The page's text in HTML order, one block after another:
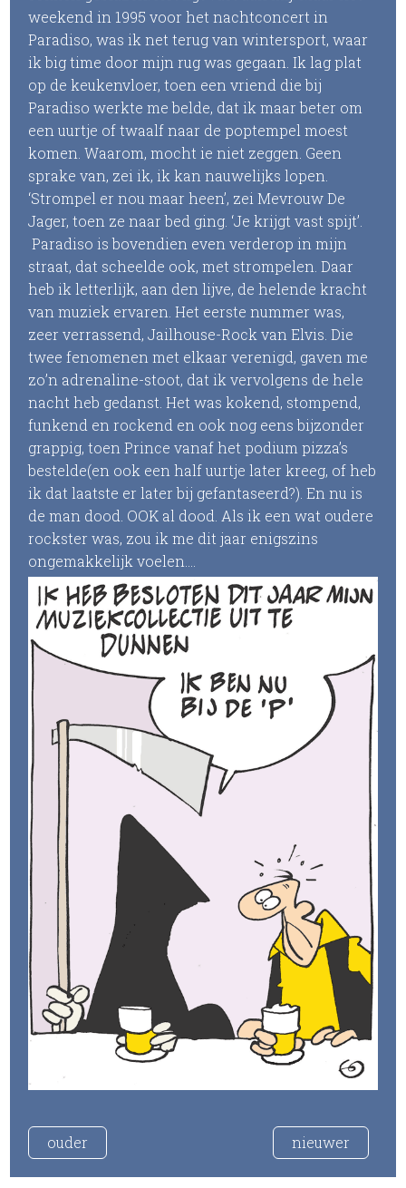
weekend in 1995 voor het nachtconcert in
Paradiso, was ik net terug van wintersport, waar
ik big time door mijn rug was gegaan. Ik lag plat
op de keukenvloer, toen een vriend die bij
Paradiso werkte me belde, dat ik maar beter om
een uurtje of twaalf naar de poptempel moest
komen. Waarom, mocht ie niet zeggen. Geen
sprake van, zei ik, ik kan nauwelijks lopen.
‘Strompel er nou maar heen’, zei Mevrouw De
Jager, toen ze naar bed ging. ‘Je krijgt vast spijt’.
Paradiso is bovendien even verderop in mijn
straat, dat scheelde ook, met strompelen. Daar
heb ik letterlijk, aan den lijve, de helende kracht
van muziek ervaren. Het eerste nummer was,
zeer verrassend, Jailhouse-Rock van Elvis. Die
twee fenomenen met elkaar verenigd, gaven me
zo’n adrenaline-stoot, dat ik vervolgens de hele
nacht heb gedanst. Het was kokend, stompend,
funkend en rockend en ook nog eens bijzonder
grappig, toen Prince vanaf het podium pizza’s
bestelde(en ook een half uurtje later kreeg, of heb
ik dat laatste er later bij gefantaseerd?). En nu is
de man dood. OOK al dood. Als ik een wat oudere
rockster was, zou ik me dit jaar enigszins
ongemakkelijk voelen….
ouder nieuwer